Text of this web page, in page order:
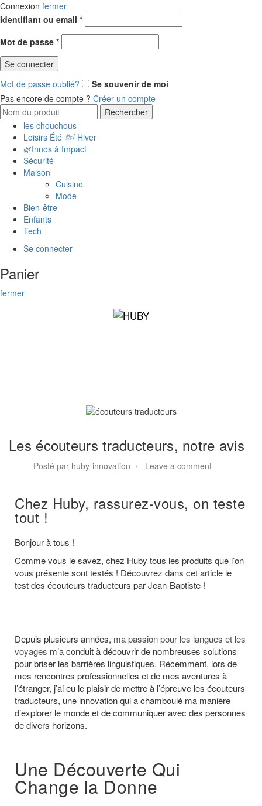
Connexion fermer
Identifiant ou email *
Mot de passe *
Se connecter
Mot de passe oublié?
Se souvenir de moi
Pas encore de compte ? Créer un compte
Rechercher
les chouchous
Loisirs Été 🌞/ Hiver
🌿Innos à Impact
Sécurité
Maison
Cuisine
Mode
Bien-être
Enfants
Tech
Se connecter
Panier
fermer
NOS TESTS PRODUITS
Les écouteurs traducteurs, notre avis
Posté par huby-innovation Leave a comment
Chez Huby, rassurez-vous, on teste
tout !
Bonjour à tous !
Comme vous le savez, chez Huby tous les produits que l’on
vous présente sont testés ! Découvrez dans cet article le
test des écouteurs traducteurs par Jean-Baptiste !
Depuis plusieurs années, ma passion pour les langues et les
voyages m’a conduit à découvrir de nombreuses solutions
pour briser les barrières linguistiques. Récemment, lors de
mes rencontres professionnelles et de mes aventures à
l’étranger, j’ai eu le plaisir de mettre à l’épreuve les écouteurs
traducteurs, une innovation qui a chamboulé ma manière
d’explorer le monde et de communiquer avec des personnes
de divers horizons.
Une Découverte Qui
Change la Donne